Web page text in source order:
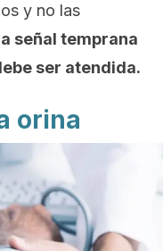
y no las
señal temprana
ser atendida.
orina